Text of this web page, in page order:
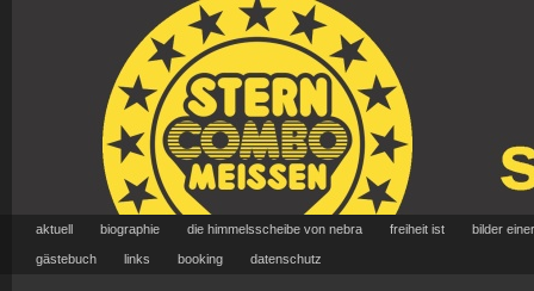
aktuell biographie die himmelsscheibe von nebra freiheit ist bilder
gästebuch links booking datenschutz